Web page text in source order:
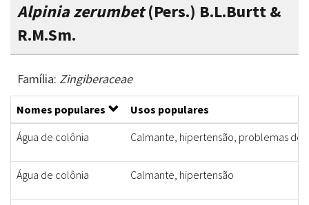
Alpinia zerumbet(Pers.) B.L.Burtt &
R.M.Sm.
Família: Zingiberaceae
Nomes populares
Usos populares
Água de colônia
Calmante, hipertensão, problemas do
Água de colônia Calmante, hipertensão